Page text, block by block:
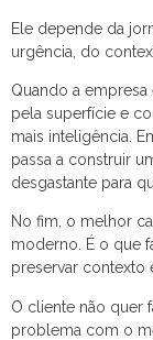
Ele depende da
urgência, do
Quando a
pela superfície e
mais inteligência.
passa a construir
desgastante para
No fim, o melhor
moderno. É o que
preservar contexto
O cliente não quer
problema com o